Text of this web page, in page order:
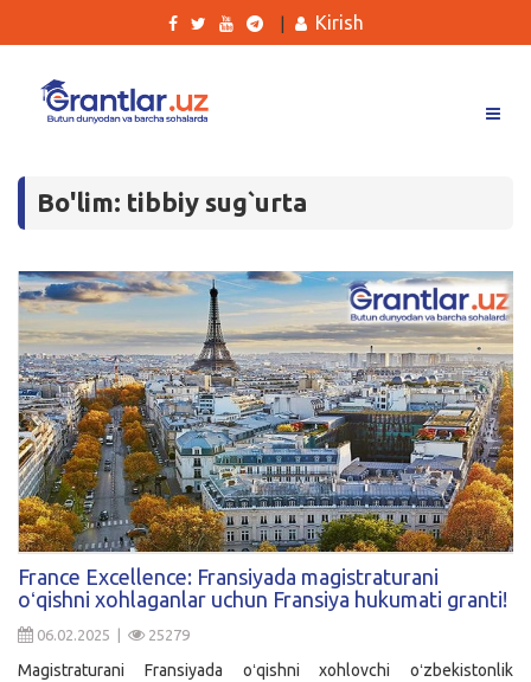
Tanlovlar
Kurslar
Blog
Yana
Qidirish
Kirish
Bo'lim: tibbiy sug`urta
France Excellence: Fransiyada magistraturani
oʻqishni xohlaganlar uchun Fransiya hukumati granti!
06.02.2025 | 25279
Magistraturani Fransiyada oʻqishni xohlovchi oʻzbekistonlik